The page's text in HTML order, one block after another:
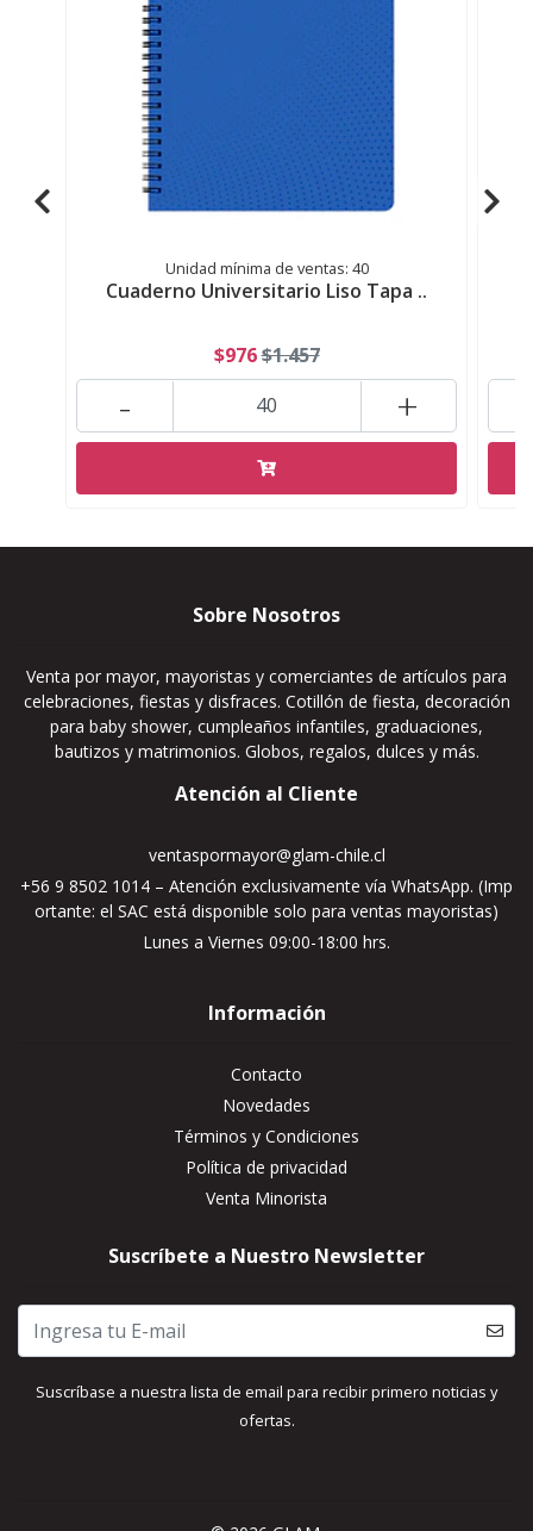
Unidad mínima de ventas: 40
Cuaderno Universitario Liso Tapa ..
$976$1.457
+
-
Sobre Nosotros
Venta por mayor, mayoristas y comerciantes de artículos para
celebraciones, fiestas y disfraces. Cotillón de fiesta, decoración
para baby shower, cumpleaños infantiles, graduaciones,
bautizos y matrimonios. Globos, regalos, dulces y más.
Atención al Cliente
ventaspormayor@glam-chile.cl
+56 9 8502 1014 – Atención exclusivamente vía WhatsApp. (Imp
ortante: el SAC está disponible solo para ventas mayoristas)
Lunes a Viernes 09:00-18:00 hrs.
Información
Contacto
Novedades
Términos y Condiciones
Política de privacidad
Venta Minorista
Suscríbete a Nuestro Newsletter
Suscríbase a nuestra lista de email para recibir primero noticias y
ofertas.